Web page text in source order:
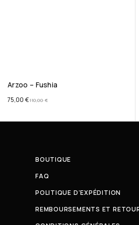
Arzoo – Fushia
110,00€
75,00 €
BOUTIQUE
FAQ
POLITIQUE D’EXPÉDITION
REMBOURSEMENTS ET